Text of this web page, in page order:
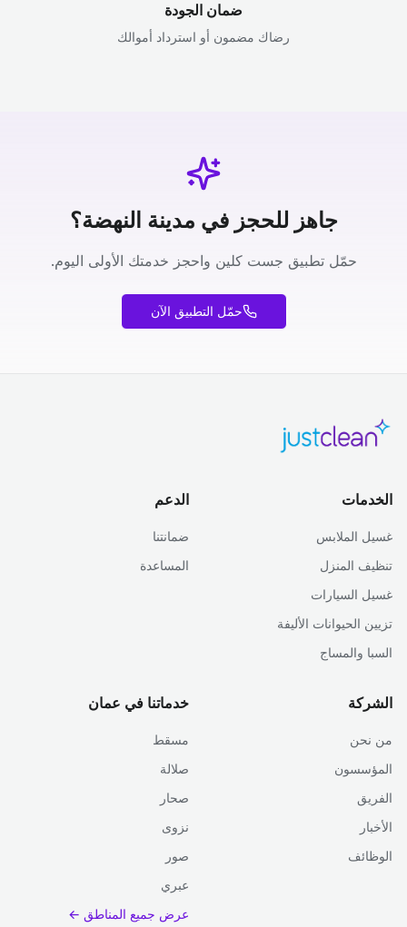
ضمان الجودة
رضاك مضمون أو استرداد أموالك
جاهز للحجز في مدينة النهضة؟
حمّل تطبيق جست كلين واحجز خدمتك الأولى اليوم.
حمّل التطبيق الآن
الخدمات
غسيل الملابس
تنظيف المنزل
غسيل السيارات
تزيين الحيوانات الأليفة
السبا والمساج
الدعم
ضمانتنا
المساعدة
الشركة
من نحن
المؤسسون
الفريق
الأخبار
الوظائف
خدماتنا في عمان
مسقط
صلالة
صحار
نزوى
صور
عبري
عرض جميع المناطق ←